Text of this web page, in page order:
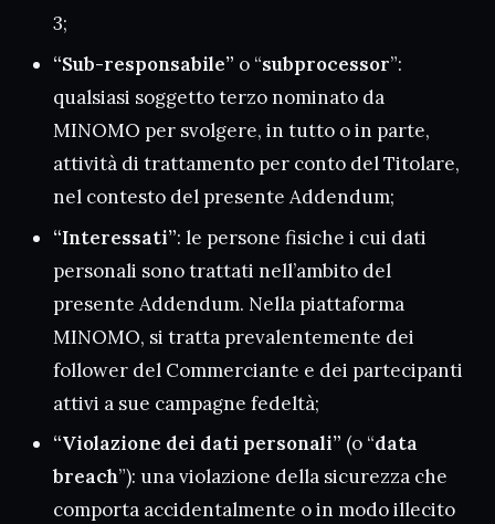
3;
“Sub-responsabile” o “subprocessor”:
qualsiasi soggetto terzo nominato da
MINOMO per svolgere, in tutto o in parte,
attività di trattamento per conto del Titolare,
nel contesto del presente Addendum;
“Interessati”: le persone fisiche i cui dati
personali sono trattati nell’ambito del
presente Addendum. Nella piattaforma
MINOMO, si tratta prevalentemente dei
follower del Commerciante e dei partecipanti
attivi a sue campagne fedeltà;
“Violazione dei dati personali” (o “data
breach”): una violazione della sicurezza che
comporta accidentalmente o in modo illecito